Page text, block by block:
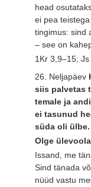
head
ei pea
tingimus: sind
– see on
1Kr 3,9–15; Js
26. Neljapäev
siis palvetas
temale ja
ei tasunud
süda oli
Olge
Issand, me
Sind tänada
nüüd vastu